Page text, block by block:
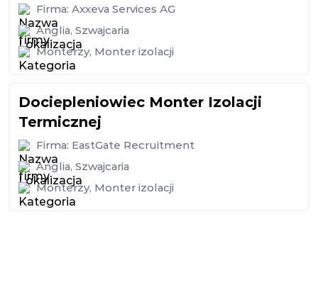
Firma: Axxeva Services AG
Anglia, Szwajcaria
Monterzy, Monter izolacji
Dociepleniowiec Monter Izolacji
Termicznej
Firma: EastGate Recruitment
Anglia, Szwajcaria
Monterzy, Monter izolacji